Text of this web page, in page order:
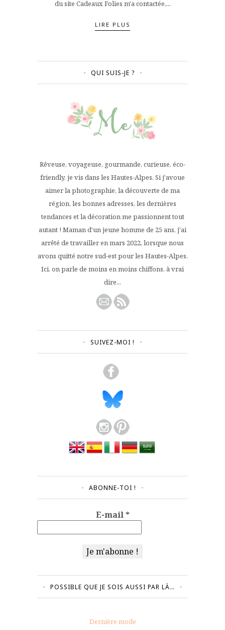
du site Cadeaux Folies m'a contactée,...
LIRE PLUS
QUI SUIS-JE ?
Rêveuse, voyageuse, gourmande, curieuse, éco-
friendly, je vis dans les Hautes-Alpes. Si j'avoue
aimer la photographie, la découverte de ma
région, les bonnes adresses, les dernières
tendances et la décoration me passionnent tout
autant ! Maman d'un jeune homme de 25 ans, j'ai
arrêté de travailler en mars 2022, lorsque nous
avons quitté notre sud-est pour les Hautes-Alpes.
Ici, on parle de moins en moins chiffons, à vrai
dire...
SUIVEZ-MOI !
ABONNE-TOI !
E-mail*
POSSIBLE QUE JE SOIS AUSSI PAR LÀ…
Dernière mode